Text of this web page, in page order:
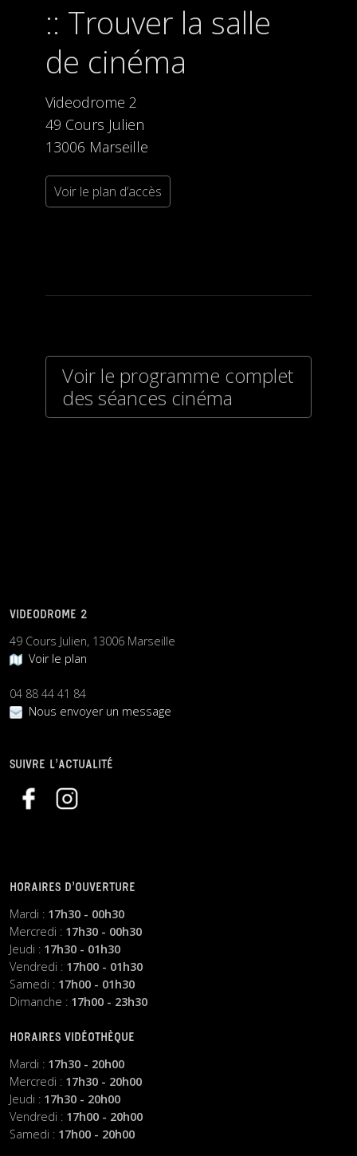
Trouver la salle
de cinéma
Videodrome 2
49 Cours Julien
13006 Marseille
Voir le plan d’accès
Voir le programme complet
des séances cinéma
VIDEODROME 2
49 Cours Julien, 13006 Marseille
Voir le plan
04 88 44 41 84
Nous envoyer un message
SUIVRE L’ACTUALITÉ
HORAIRES D’OUVERTURE
Mardi : 17h30 - 00h30
Mercredi : 17h30 - 00h30
Jeudi : 17h30 - 01h30
Vendredi : 17h00 - 01h30
Samedi : 17h00 - 01h30
Dimanche : 17h00 - 23h30
HORAIRES VIDÉOTHÈQUE
Mardi : 17h30 - 20h00
Mercredi : 17h30 - 20h00
Jeudi : 17h30 - 20h00
Vendredi : 17h00 - 20h00
Samedi : 17h00 - 20h00